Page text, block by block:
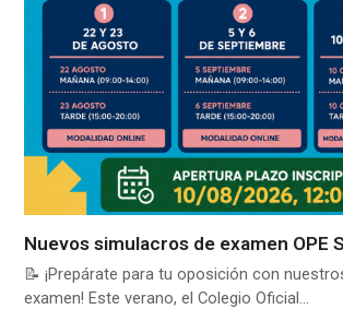
Nuevos simulacros de examen OPE
📝 ¡Prepárate para tu oposición con
examen! Este verano, el Colegio Oficial…